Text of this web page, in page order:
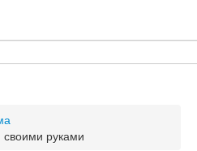
детское творчество
своими руками